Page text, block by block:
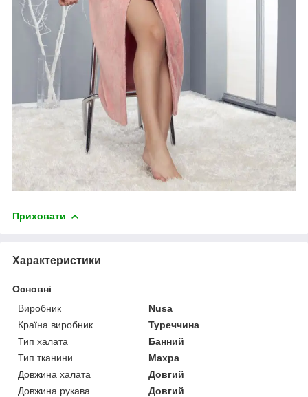
Приховати
Характеристики
Основні
Виробник
Nusa
Країна виробник
Туреччина
Тип халата
Банний
Тип тканини
Махра
Довжина халата
Довгий
Довжина рукава
Довгий